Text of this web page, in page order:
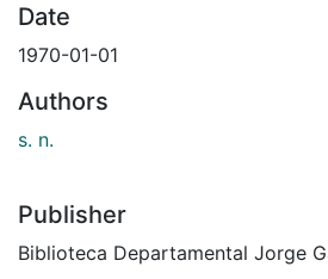
Date
1970-01-01
Authors
s. n.
Publisher
Biblioteca Departamental Jorge